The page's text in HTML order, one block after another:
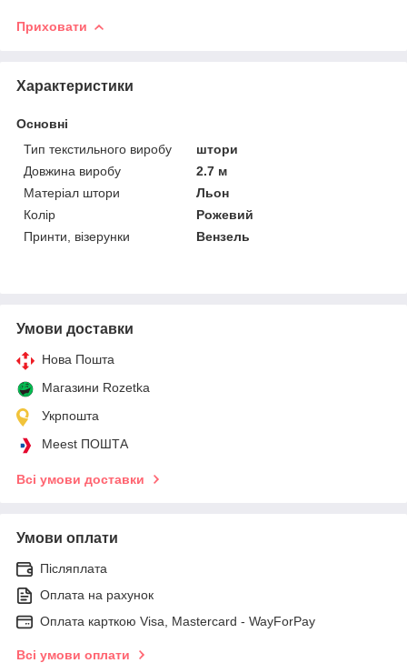
Приховати
Характеристики
Основні
Тип текстильного виробу
штори
Довжина виробу
2.7 м
Матеріал штори
Льон
Колір
Рожевий
Принти, візерунки
Вензель
Умови доставки
Нова Пошта
Магазини Rozetka
Укрпошта
Meest ПОШТА
Всі умови доставки
Умови оплати
Післяплата
Оплата на рахунок
Оплата карткою Visa, Mastercard - WayForPay
Всі умови оплати